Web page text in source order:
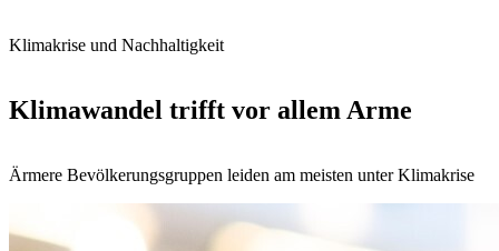
Klimakrise und Nachhaltigkeit
Klimawandel trifft vor allem Arme
Ärmere Bevölkerungsgruppen leiden am meisten unter Klimakrise